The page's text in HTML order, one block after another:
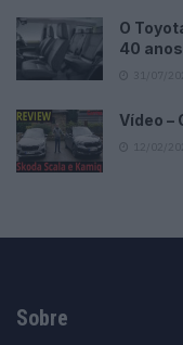
O
40
Vídeo –
Sobre